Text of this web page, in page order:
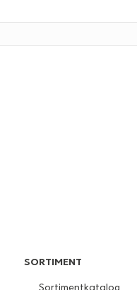
SORTIMENT
Sortimentkatalog